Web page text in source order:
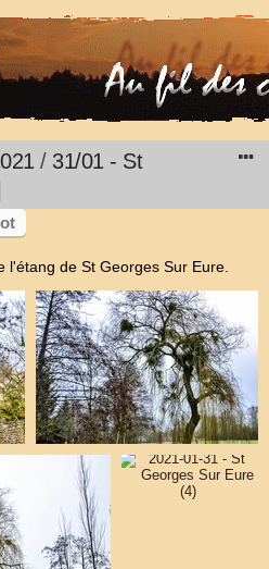
/ 31/01 - St
l'étang de St Georges Sur Eure.